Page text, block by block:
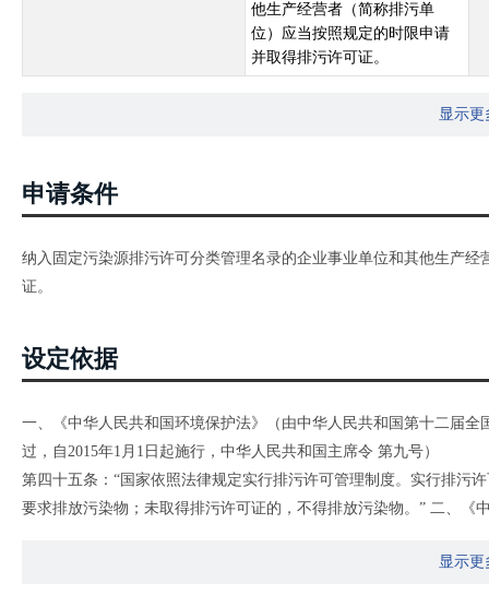
他生产经营者（简称排污单
位）应当按照规定的时限申请
并取得排污许可证。
显示更
申请条件
纳入固定污染源排污许可分类管理名录的企业事业单位和其他生产
证。
设定依据
一、《中华人民共和国环境保护法》（由中华人民共和国第十二届
过，自2015年1月1日起施行，中华人民共和国主席令 第九号）
第四十五条：“国家依照法律规定实行排污许可管理制度。实行排污
要求排放污染物；未取得排污许可证的，不得排放污染物。” 二、《
人民共和国大气污染防治法〉的决定》第一次修正，2000年4月29显示更